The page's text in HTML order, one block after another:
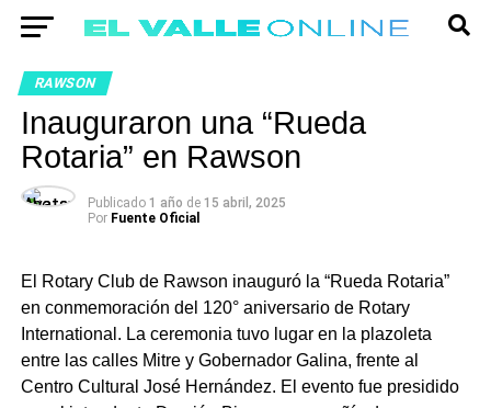
RAWSON
Inauguraron una “Rueda
Rotaria” en Rawson
Publicado 1 año de 15 abril, 2025
Por Fuente Oficial
El Rotary Club de Rawson inauguró la “Rueda Rotaria”
en conmemoración del 120° aniversario de Rotary
International. La ceremonia tuvo lugar en la plazoleta
entre las calles Mitre y Gobernador Galina, frente al
Centro Cultural José Hernández. El evento fue presidido